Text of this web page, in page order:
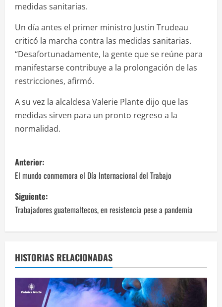
medidas sanitarias.
Un día antes el primer ministro Justin Trudeau
criticó la marcha contra las medidas sanitarias.
“Desafortunadamente, la gente que se reúne para
manifestarse contribuye a la prolongación de las
restricciones, afirmó.
A su vez la alcaldesa Valerie Plante dijo que las
medidas sirven para un pronto regreso a la
normalidad.
N
a
v
e
a
c
Anterior:
El mundo conmemora el Día Internacional del Trabajo
Siguiente:
Trabajadores guatemaltecos, en resistencia pese a pandemia
HISTORIAS RELACIONADAS